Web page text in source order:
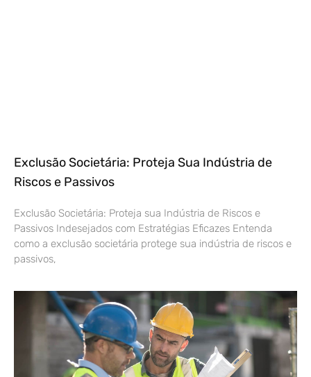
Exclusão Societária: Proteja Sua Indústria de
Riscos e Passivos
Exclusão Societária: Proteja sua Indústria de Riscos e
Passivos Indesejados com Estratégias Eficazes Entenda
como a exclusão societária protege sua indústria de riscos e
passivos,